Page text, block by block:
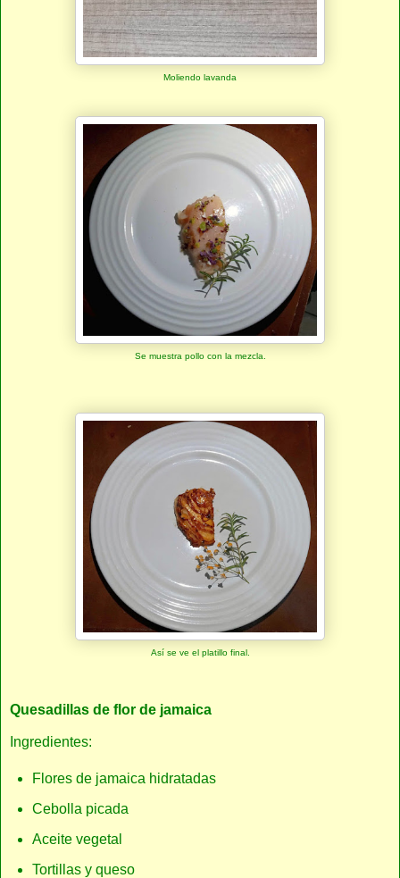
Moliendo lavanda
Se muestra pollo con la mezcla.
Así se ve el platillo final.
Quesadillas de flor de jamaica
Ingredientes:
Flores de jamaica hidratadas
Cebolla picada
Aceite vegetal
Tortillas y queso